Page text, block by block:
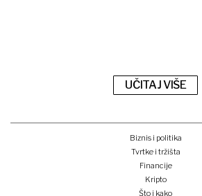
UČITAJ VIŠE
Biznis i politika
Tvrtke i tržišta
Financije
Kripto
Što i kako